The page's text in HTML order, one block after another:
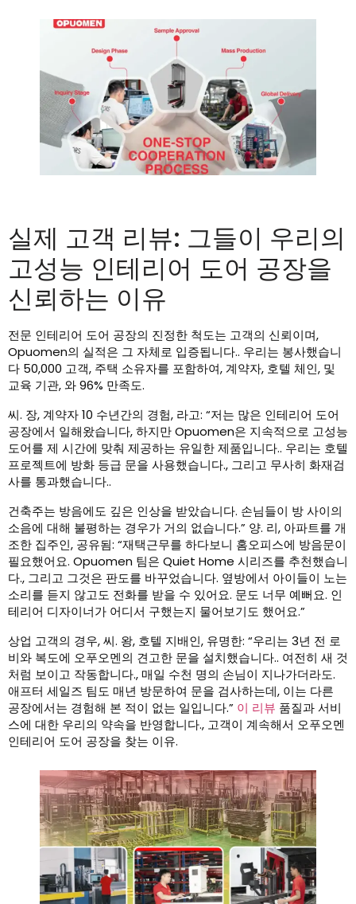
실제 고객 리뷰: 그들이 우리의
고성능 인테리어 도어 공장을
신뢰하는 이유
전문 인테리어 도어 공장의 진정한 척도는 고객의 신뢰이며,
Opuomen의 실적은 그 자체로 입증됩니다.. 우리는 봉사했습니
다 50,000 고객, 주택 소유자를 포함하여, 계약자, 호텔 체인, 및
교육 기관, 와 96% 만족도.
씨. 장, 계약자 10 수년간의 경험, 라고: “저는 많은 인테리어 도어
공장에서 일해왔습니다, 하지만 Opuomen은 지속적으로 고성능
도어를 제 시간에 맞춰 제공하는 유일한 제품입니다.. 우리는 호텔
프로젝트에 방화 등급 문을 사용했습니다., 그리고 무사히 화재검
사를 통과했습니다..
건축주는 방음에도 깊은 인상을 받았습니다. 손님들이 방 사이의
소음에 대해 불평하는 경우가 거의 없습니다.” 양. 리, 아파트를 개
조한 집주인, 공유됨: “재택근무를 하다보니 홈오피스에 방음문이
필요했어요. Opuomen 팀은 Quiet Home 시리즈를 추천했습니
다., 그리고 그것은 판도를 바꾸었습니다. 옆방에서 아이들이 노는
소리를 듣지 않고도 전화를 받을 수 있어요. 문도 너무 예뻐요. 인
테리어 디자이너가 어디서 구했는지 물어보기도 했어요.”
상업 고객의 경우, 씨. 왕, 호텔 지배인, 유명한: “우리는 3년 전 로
비와 복도에 오푸오멘의 견고한 문을 설치했습니다.. 여전히 새 것
처럼 보이고 작동합니다., 매일 수천 명의 손님이 지나가더라도.
애프터 세일즈 팀도 매년 방문하여 문을 검사하는데, 이는 다른
공장에서는 경험해 본 적이 없는 일입니다.” 이 리뷰 품질과 서비
스에 대한 우리의 약속을 반영합니다., 고객이 계속해서 오푸오멘
인테리어 도어 공장을 찾는 이유.